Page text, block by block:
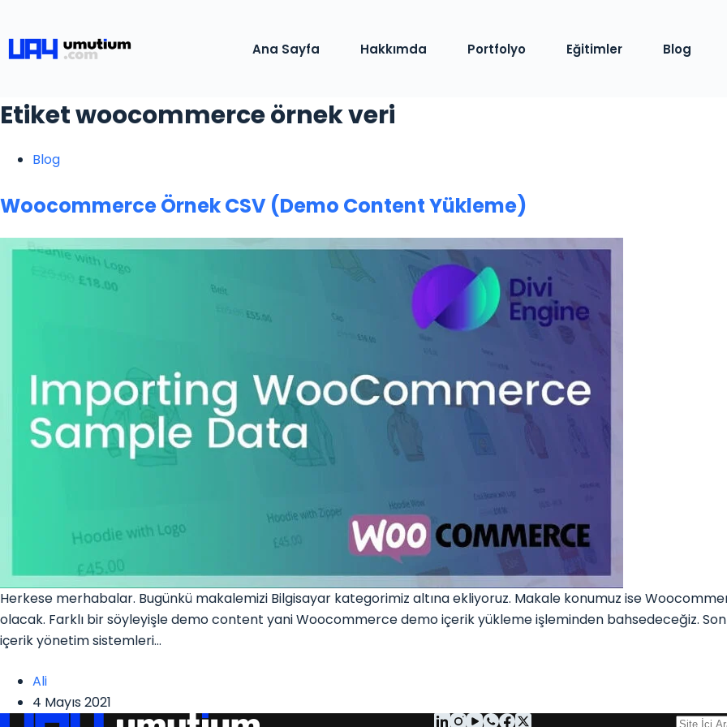
Ana Sayfa Hakkımda Portfolyo Eğitimler Blog
Etiketwoocommerce örnek veri
Blog
Woocommerce Örnek CSV (Demo Content Yükleme)
Herkese merhabalar. Bugünkü makalemizi Bilgisayar kategorimiz altına ekliyoruz. Makale konumuz ise
olacak. Farklı bir söyleyişle demo content yani Woocommerce demo içerik yükleme işleminden bahsedeceğiz. Son
içerik yönetim sistemleri…
Ali
4 Mayıs 2021